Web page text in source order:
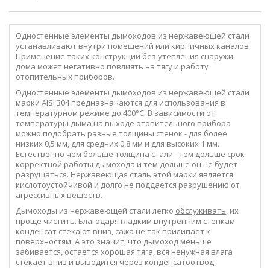
Одностенные элементы дымоходов из нержавеющей стали
устанавливают внутри помещений или кирпичных каналов.
Применение таких конструкций без утепления снаружи
дома может негативно повлиять на тягу и работу
отопительных приборов.
Одностенные элементы дымоходов из нержавеющей стали
марки AISI 304 предназначаются для использования в
температурном режиме до 400°С. В зависимости от
температуры дыма на выходе отопительного прибора
можно подобрать разные толщины стенок - для более
низких 0,5 мм, для средних 0,8 мм и для высоких 1 мм.
Естественно чем больше толщина стали - тем дольше срок
корректной работы дымохода и тем дольше он не будет
разрушаться. Нержавеющая сталь этой марки является
кислотоустойчивой и долго не поддается разрушению от
агрессивных веществ.
Дымоходы из нержавеющей стали легко обслуживать, их
проще чистить. Благодаря гладким внутренним стенкам
конденсат стекают вниз, сажа не так прилипает к
поверхностям. А это значит, что дымоход меньше
забивается, остается хорошая тяга, вся ненужная влага
стекает вниз и выводится через конденсатоотвод.